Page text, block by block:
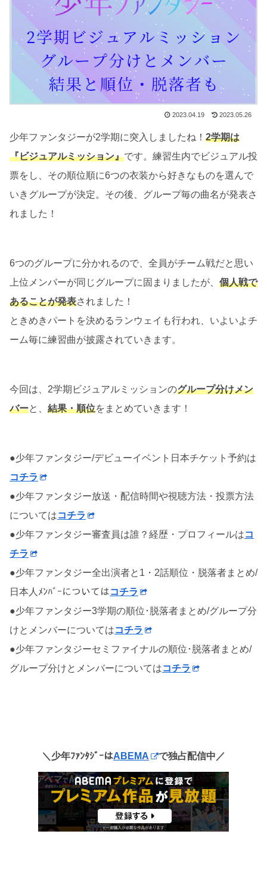
2023.04.19 2023.05.26
少年ファンタジーが2学期に突入しましたね！ 2学期は
『ビジュアルミッション』です。練習生内でビジュアル投
票をし、その順位順に6つの衣装から好きなものを選んで
いきグループが決定。その後、グループ毎の曲名が発表さ
れました！
6つのグループに分かれるので、全員がチーム戦だと思い
上位メンバーが同じグループに固まりましたが、 個人戦で
あることが発表されました！
ときめきパートを決めるランウェイも行われ、いよいよチ
ーム毎に練習曲が披露されていきます。
今回は、2学期ビジュアルミッションのグループ分けメン
バーと、 結果・順位をまとめていきます！
●少年ファンタジー/デビューイベント日本チケット予約は
コチラ
●少年ファンタジー放送・配信時間や視聴方法・投票方法
についてはコチラ
●少年ファンタジー審査員は誰？経歴・プロフィールはコ
チラ
●少年ファンタジー全出演者と1・2話順位・脱落者まとめ/
日本人ﾒﾝﾊﾞｰについてはコチラ
●少年ファンタジー3学期の順位･脱落者まとめ/グループ分
けとメンバーについてはコチラ
●少年ファンタジーセミファイナルの順位･脱落者まとめ/
グループ分けとメンバーについてはコチラ
＼少年ﾌｧﾝﾀｼﾞｰはABEMA で独占配信中／